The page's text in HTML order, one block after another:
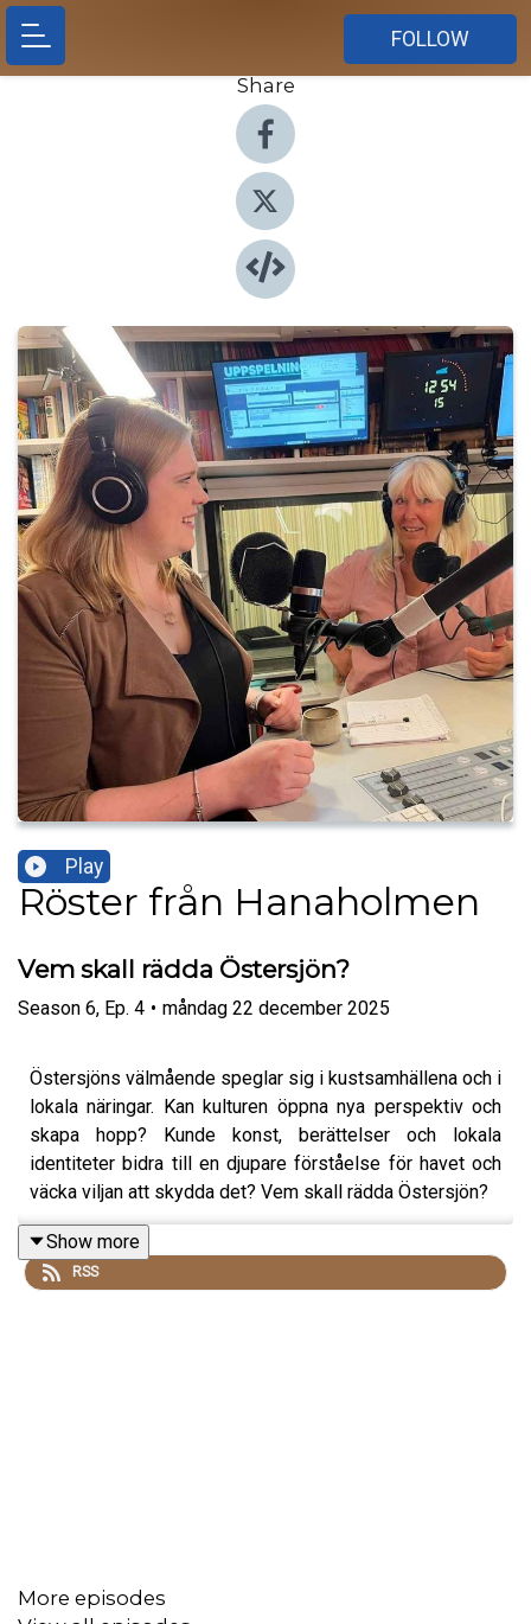
FOLLOW
Share
Play
Röster från Hanaholmen
Vem skall rädda Östersjön?
Season 6, Ep. 4 • måndag 22 december 2025
Östersjöns välmående speglar sig i kustsamhällena och i
lokala näringar. Kan kulturen öppna nya perspektiv och
skapa hopp? Kunde konst, berättelser och lokala
identiteter bidra till en djupare förståelse för havet och
väcka viljan att skydda det? Vem skall rädda Östersjön?
Anna Ivemark och Ina Lindberg lotsar in lyssnaren i en
Show more
RSS
More episodes